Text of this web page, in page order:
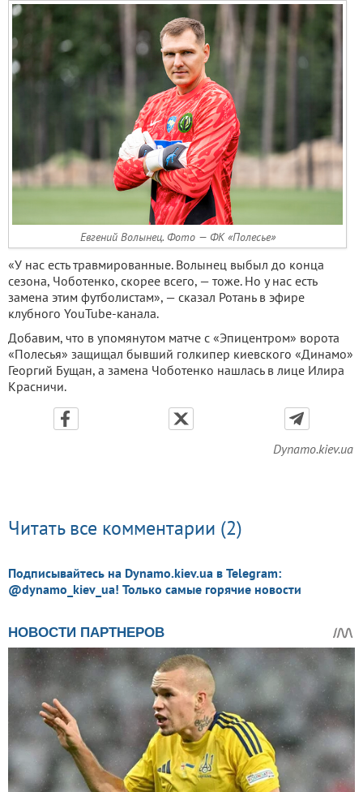
Евгений Волынец. Фото — ФК «Полесье»
«У нас есть травмированные. Волынец выбыл до конца
сезона, Чоботенко, скорее всего, — тоже. Но у нас есть
замена этим футболистам», — сказал Ротань в эфире
клубного YouTube-канала.
Добавим, что в упомянутом матче с «Эпицентром» ворота
«Полесья» защищал бывший голкипер киевского «Динамо»
Георгий Бущан, а замена Чоботенко нашлась в лице Илира
Красничи.
Dynamo.kiev.ua
Читать все комментарии (2)
Подписывайтесь на Dynamo.kiev.ua в Telegram:
@dynamo_kiev_ua! Только самые горячие новости